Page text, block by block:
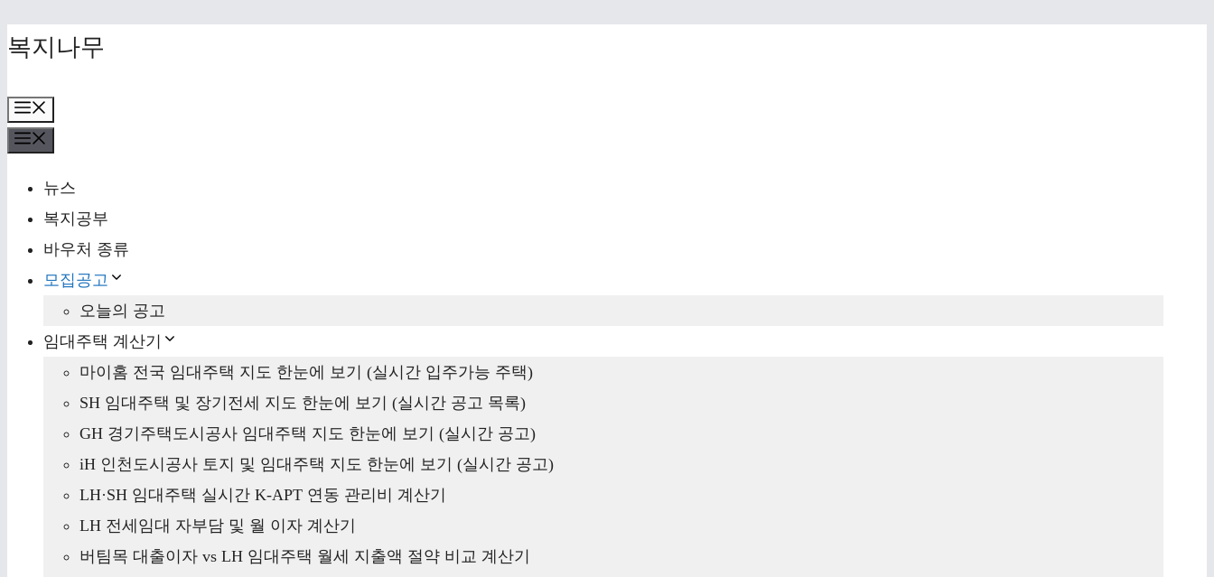
Skip
content
복지나무
뉴스
복지공부
바우처 종류
모집공고
오늘의 공고
임대주택 계산기
마이홈 전국 임대주택 지도 한눈에 보기 (실시간 입주가능 주택)
SH 임대주택 및 장기전세 지도 한눈에 보기 (실시간 공고 목록)
GH 경기주택도시공사 임대주택 지도 한눈에 보기 (실시간 공고)
iH 인천도시공사 토지 및 임대주택 지도 한눈에 보기 (실시간 공고)
LH·SH 임대주택 실시간 K-APT 연동 관리비 계산기
LH 전세임대 자부담 및 월 이자 계산기
버팀목 대출이자 vs LH 임대주택 월세 지출액 절약 비교 계산기